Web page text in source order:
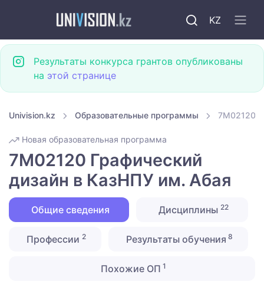
KZ
Результаты конкурса грантов опубликованы
на этой странице
Univision.kz Образовательные программы 7M02120
Новая образовательная программа
7M02120 Графический
дизайн в КазНПУ им. Абая
Общие сведения Дисциплины 22
Профессии 2 Результаты обучения 8
Похожие ОП 1